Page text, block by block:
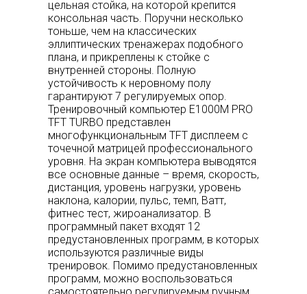
цельная стойка, на которой крепится
консольная часть. Поручни несколько
тоньше, чем на классических
эллиптических тренажерах подобного
плана, и прикреплены к стойке с
внутренней стороны. Полную
устойчивость к неровному полу
гарантируют 7 регулируемых опор.
Тренировочный компьютер E1000M PRO
TFT TURBO представлен
многофункциональным TFT дисплеем с
точечной матрицей профессионального
уровня. На экран компьютера выводятся
все основные данные – время, скорость,
дистанция, уровень нагрузки, уровень
наклона, калории, пульс, темп, Ватт,
фитнес тест, жироанализатор. В
программный пакет входят 12
предустановленных программ, в которых
используются различные виды
тренировок. Помимо предустановленных
программ, можно воспользоваться
самостоятельно регулируемым ручным